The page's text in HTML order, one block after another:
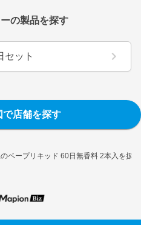
ベープリキッド 60日無香料 2本入を扱
の製品を探す
セット
で店舗を探す